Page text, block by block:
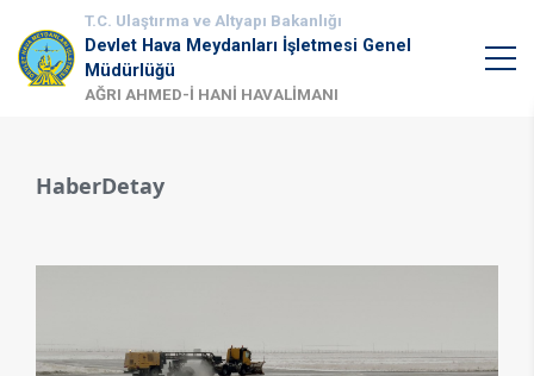
T.C. Ulaştırma ve Altyapı Bakanlığı
Devlet Hava Meydanları İşletmesi Genel
Müdürlüğü
AĞRI AHMED-İ HANİ HAVALİMANI
HaberDetay